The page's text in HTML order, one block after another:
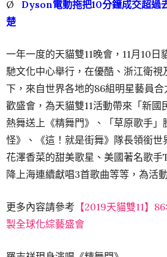
Ø Dyson電動拖把10分鐘成交超過
楚
一年一度的天貓雙11晚會，11月10日
馳文化中心舉行，在優酷、 浙江衛視
下，來自世界各地的86組明星藝員合
歡盛會，為天貓雙11活動帶來「新國
熱舞送上《精舞門》、「草原歌手」
怪》、《這！就是街舞》隊長領銜世
花澤香菜的甜美歌星、美國著名歌手
降上海連續獻唱3首歌曲等等，為活
更多內容請參考 【2019天貓雙11】
製全球化綜藝盛會